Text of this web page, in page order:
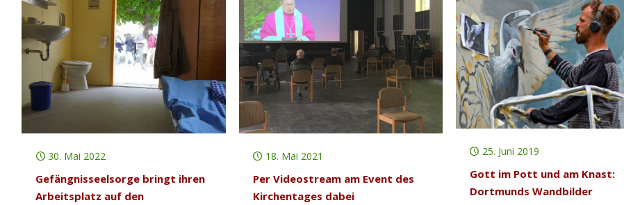
30. Mai 2022
Gefängnisseelsorge bringt ihren
Arbeitsplatz auf den
18. Mai 2021
Per Videostream am Event des
Kirchentages dabei
25. Juni 2019
Gott im Pott und am Knast:
Dortmunds Wandbilder